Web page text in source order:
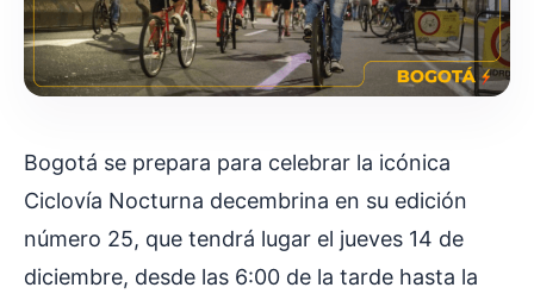
Bogotá se prepara para celebrar la icónica
Ciclovía Nocturna decembrina en su edición
número 25, que tendrá lugar el jueves 14 de
diciembre, desde las 6:00 de la tarde hasta la